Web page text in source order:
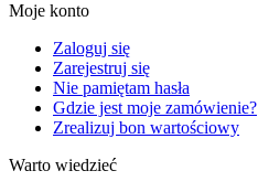
Moje konto
Zaloguj się
Zarejestruj się
Nie pamiętam hasła
Gdzie jest moje zamówienie?
Zrealizuj bon wartościowy
Warto wiedzieć